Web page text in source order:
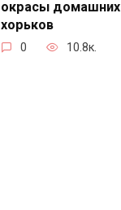
окрасы домашних
хорьков
0 10.8к.